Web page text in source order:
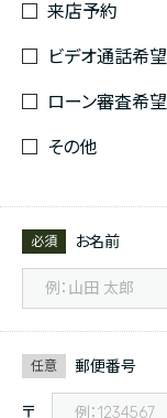
来店予約
ビデオ通話希望
ローン審査希望
その他
必須 お名前
任意 郵便番号
〒